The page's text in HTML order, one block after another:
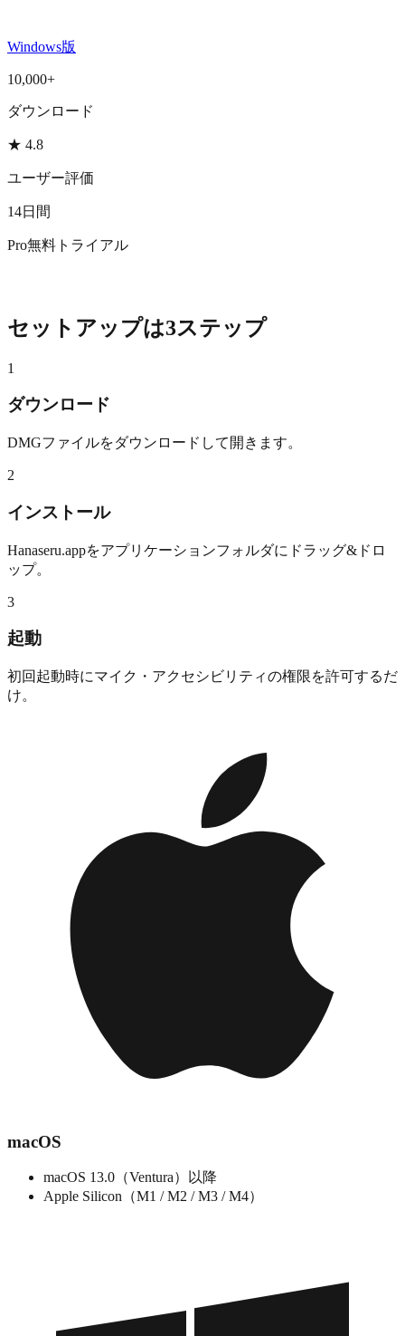
Windows版
10,000+
ダウンロード
★ 4.8
ユーザー評価
14日間
Pro無料トライアル
セットアップは3ステップ
1
ダウンロード
DMGファイルをダウンロードして開きます。
2
インストール
Hanaseru.appをアプリケーションフォルダにドラッグ&ドロ
ップ。
3
起動
初回起動時にマイク・アクセシビリティの権限を許可するだ
け。
macOS
macOS 13.0（Ventura）以降
Apple Silicon（M1 / M2 / M3 / M4）